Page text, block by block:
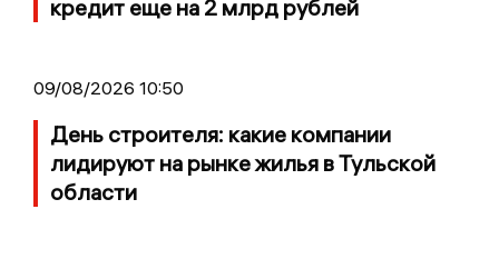
кредит еще на 2 млрд рублей
09/08/2026 10:50
День строителя: какие компании
лидируют на рынке жилья в Тульской
области